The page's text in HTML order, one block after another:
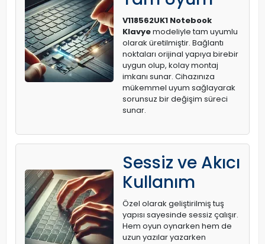
V118562UK1 Notebook
Klavyemodeliyle tam uyumlu
olarak üretilmiştir. Bağlantı
noktaları orijinal yapıya birebir
uygun olup, kolay montaj
imkanı sunar. Cihazınıza
mükemmel uyum sağlayarak
sorunsuz bir değişim süreci
sunar.
Sessiz ve Akıcı
Kullanım
Özel olarak geliştirilmiş tuş
yapısı sayesinde sessiz çalışır.
Hem oyun oynarken hem de
uzun yazılar yazarken